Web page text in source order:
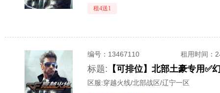
租4送1
编号： 13467110 租用时间 ：
标题:
区服:穿越火线/北部战区/辽宁一区